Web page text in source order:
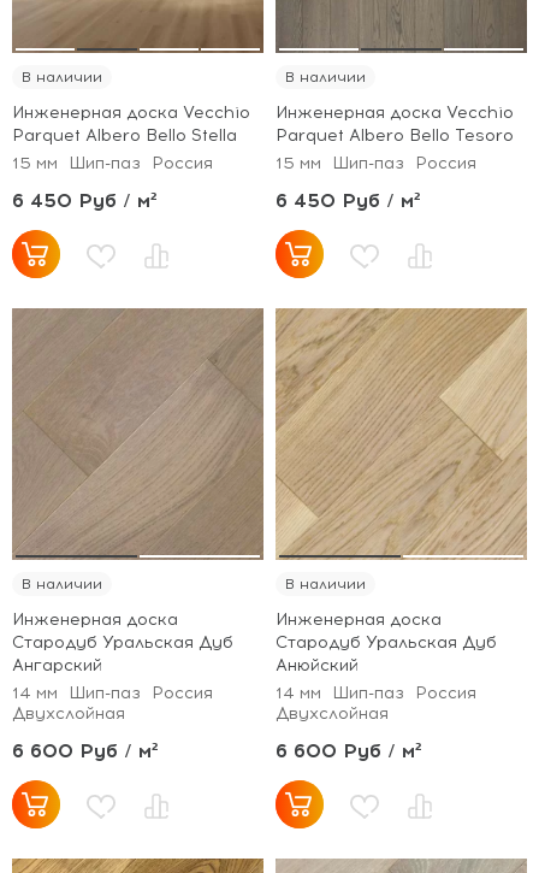
В наличии
Инженерная доска Vecchio
Parquet Albero Bello Stella
15 мм
Шип-паз Россия
6 450 Руб / м²
В наличии
Инженерная доска Vecchio
Parquet Albero Bello Tesoro
15 мм
Шип-паз Россия
6 450 Руб / м²
В наличии
Инженерная доска
Стародуб Уральская Дуб
Ангарский
14 мм
Шип-паз
Россия
Двухслойная
6 600 Руб / м²
В наличии
Инженерная доска
Стародуб Уральская Дуб
Анюйский
14 мм
Шип-паз
Россия
Двухслойная
6 600 Руб / м²